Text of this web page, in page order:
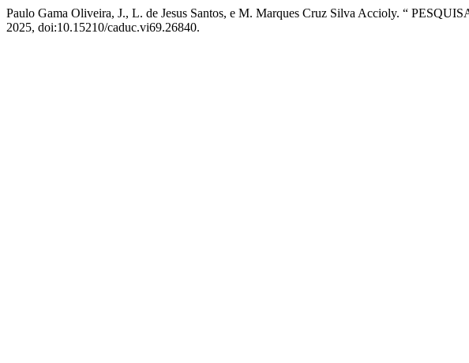
Paulo Gama Oliveira, J., L. de Jesus Santos, e M. Marques Cruz Silva Accioly. “
2025, doi:10.15210/caduc.vi69.26840.